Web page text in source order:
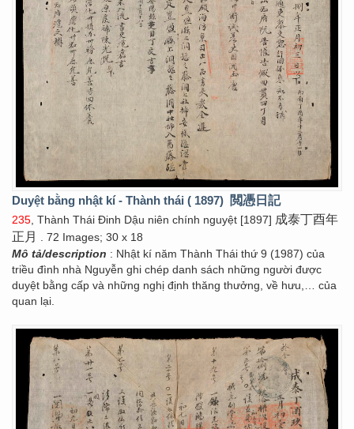
Duyệt bằng nhật kí - Thành thái ( 1897) 閲憑日記
235 , Thành Thái Đinh Dậu niên chính nguyệt [1897] 成泰丁酉年
正月
. 72 Images; 30 x 18
Mô tả/description : Nhật kí năm Thành Thái thứ 9 (1987) của
triều đình nhà Nguyễn ghi chép danh sách những người được
duyệt bằng cấp và những nghị định thăng thưởng, về hưu,… của
quan lại.